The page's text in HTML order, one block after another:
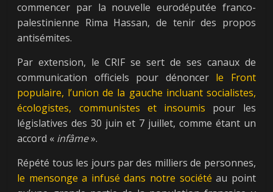
commencer par la nouvelle eurodéputée franco-
palestinienne Rima Hassan, de tenir des propos
antisémites.
Par extension, le CRIF se sert de ses canaux de
communication officiels pour dénoncerle Front
populaire, l’union de la gauche incluant socialistes,
écologistes, communistes et insoumis pour les
législatives des 30 juin et 7 juillet, comme étant un
accord « infâme».
Répété tous les jours par des milliers de personnes,
le mensonge a infusé dans notre société au point